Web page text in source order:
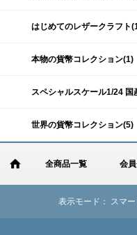
はじめてのレザークラフト
本物の貨幣コレクション(1)
スペシャルスケール1/24
世界の貨幣コレクション(5)
全商品一覧 会
表示モード： スマ